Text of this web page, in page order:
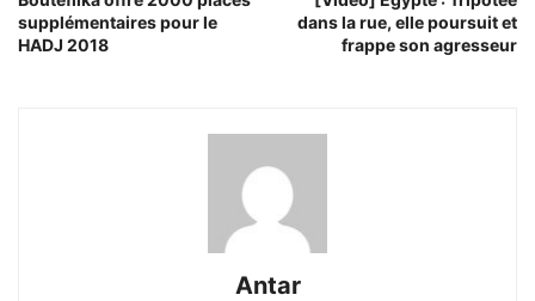
supplémentaires pour le
HADJ 2018
dans la rue, elle poursuit et
frappe son agresseur
Antar